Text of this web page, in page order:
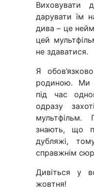
Виховувати
дарувати їм
дива – це
цей
не здаватися.
Я
родиною. Ми
під час
одразу
знають, що
дубляжі,
справжнім
Дивіться у
жовтня!